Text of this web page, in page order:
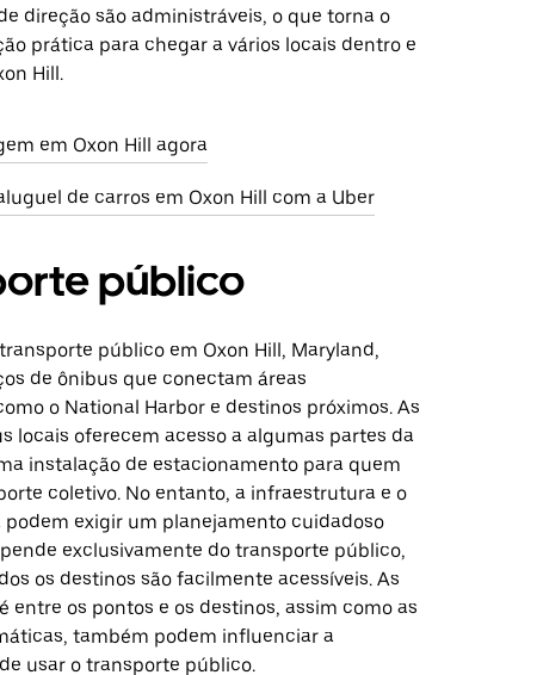
direção são administráveis, o que torna o
prática para chegar a vários locais dentro e
Hill.
em Oxon Hill agora
de carros em Oxon Hill com a Uber
público
público em Oxon Hill, Maryland,
de ônibus que conectam áreas
o National Harbor e destinos próximos. As
locais oferecem acesso a algumas partes da
instalação de estacionamento para quem
coletivo. No entanto, a infraestrutura e o
podem exigir um planejamento cuidadoso
exclusivamente do transporte público,
os destinos são facilmente acessíveis. As
entre os pontos e os destinos, assim como as
também podem influenciar a
usar o transporte público.